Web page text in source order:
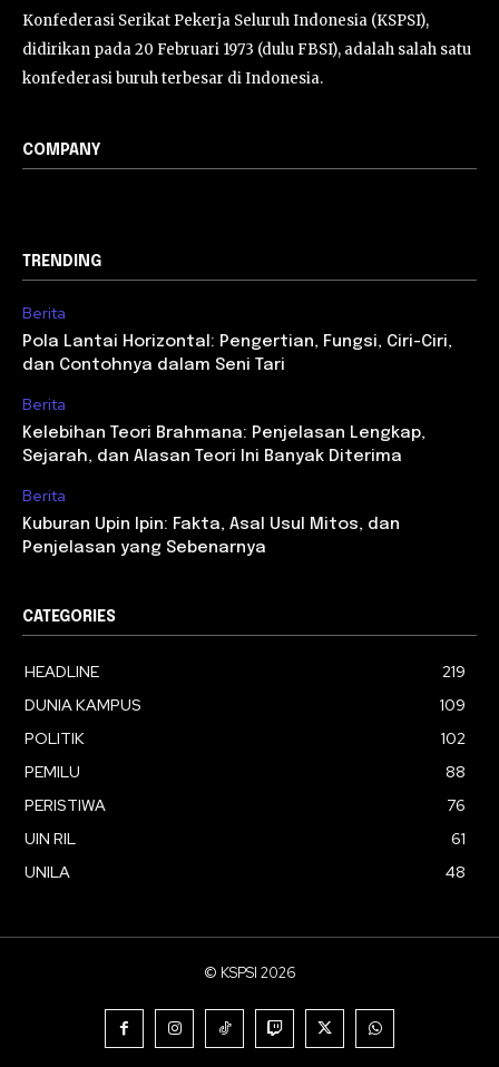
Konfederasi Serikat Pekerja Seluruh Indonesia (KSPSI),
didirikan pada 20 Februari 1973 (dulu FBSI), adalah salah satu
konfederasi buruh terbesar di Indonesia.
COMPANY
TRENDING
Berita
Pola Lantai Horizontal: Pengertian, Fungsi, Ciri-Ciri,
dan Contohnya dalam Seni Tari
Berita
Kelebihan Teori Brahmana: Penjelasan Lengkap,
Sejarah, dan Alasan Teori Ini Banyak Diterima
Berita
Kuburan Upin Ipin: Fakta, Asal Usul Mitos, dan
Penjelasan yang Sebenarnya
CATEGORIES
HEADLINE
219
DUNIA KAMPUS
109
POLITIK
102
PEMILU
88
PERISTIWA
76
UIN RIL
61
UNILA
48
© KSPSI 2026